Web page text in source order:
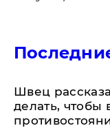
Швец
делать, чтобы